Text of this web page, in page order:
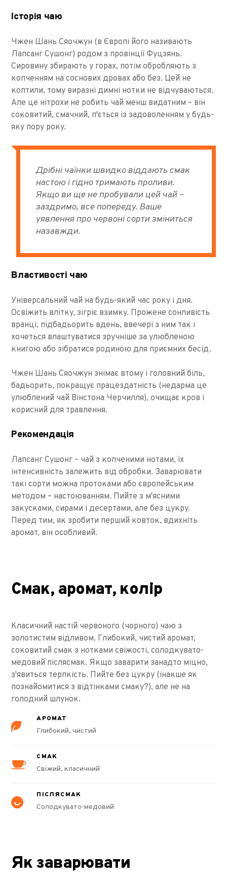
Історія чаю
Чжен Шань Сяочжун (в Європі його називають
Лапсанг Сушонг) родом з провінції Фуцзянь.
Сировину збирають у горах, потім обробляють з
копченням на соснових дровах або без. Цей не
коптили, тому виразні димні нотки не відчуваються.
Але це нітрохи не робить чай менш видатним – він
соковитий, смачний, п'ється із задоволенням у будь-
яку пору року.
Дрібні чаїнки швидко віддають смак
настою і гідно тримають проливи.
Якщо ви ще не пробували цей чай –
заздримо, все попереду. Ваше
уявлення про червоні сорти зміниться
назавжди.
Властивості чаю
Універсальний чай на будь-який час року і дня.
Освіжить влітку, зігріє взимку. Прожене сонливість
вранці, підбадьорить вдень, ввечері з ним так і
хочеться влаштуватися зручніше за улюбленою
книгою або зібратися родиною для приємних бесід.
Чжен Шань Сяочжун знімає втому і головний біль,
бадьорить, покращує працездатність (недарма це
улюблений чай Вінстона Черчилля), очищає кров і
корисний для травлення.
Рекомендація
Лапсанг Сушонг – чай ​​з копченими нотами, їх
інтенсивність залежить від обробки. Заварювати
такі сорти можна протоками або європейським
методом – настоюванням. Пийте з м'ясними
закусками, сирами і десертами, але без цукру.
Перед тим, як зробити перший ковток, вдихніть
аромат, він особливий.
Смак, аромат, колір
Класичний настій червоного (чорного) чаю з
золотистим відливом. Глибокий, чистий аромат,
соковитий смак з нотками свіжості, солодкувато-
медовий післясмак. Якщо заварити занадто міцно,
з'явиться терпкість. Пийте без цукру (інакше як
познайомитися з відтінками смаку?), але не на
голодний шлунок.
АРОМАТ
Глибокий, чистий
СМАК
Свіжий, класичний
ПІСЛЯСМАК
Солодкувато-медовий
Як заварювати